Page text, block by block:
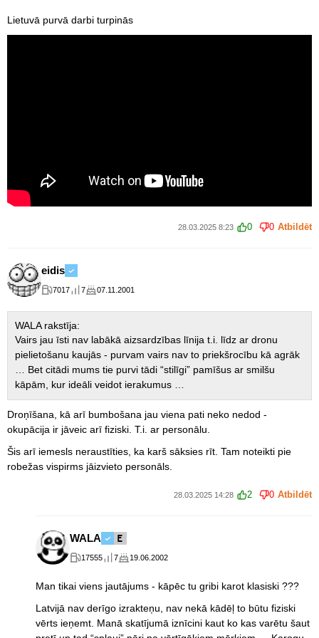
Lietuvā purvā darbi turpinās
28.03.2025 8:23 0 0 Atbildēt
eidis
7017 7 07.11.2001
WALA rakstīja:
Vairs jau īsti nav labākā aizsardzības līnija t.i. līdz ar dronu
pielietošanu kaujās - purvam vairs nav to priekšrocību kā agrāk
… Bet citādi mums tie purvi tādi “stilīgi” pamīšus ar smilšu
kāpām, kur ideāli veidot ierakumus …
Droņīšana, kā arī bumbošana jau viena pati neko nedod -
okupācija ir jāveic arī fiziski. T.i. ar personālu.
Šis arī iemesls neraustīties, ka karš sāksies rīt. Tam noteikti pie
robežas vispirms jāizvieto personāls.
28.03.2025 14:28 2 0 Atbildēt
WALA
17555 7 19.06.2002
Man tikai viens jautājums - kāpēc tu gribi karot klasiski ???
Latvijā nav derīgo izrakteņu, nav nekā kādēļ to būtu fiziski
vērts ieņemt. Manā skatījumā iznīcini kaut ko kas varētu šaut